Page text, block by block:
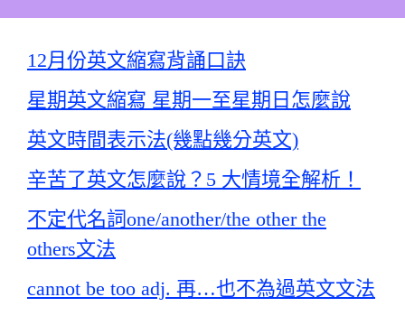
12月份英文縮寫背誦口訣
星期英文縮寫 星期一至星期日怎麼說
英文時間表示法(幾點幾分英文)
辛苦了英文怎麼說？5 大情境全解析！
不定代名詞one/another/the other the
others文法
cannot be too adj. 再…也不為過英文文法